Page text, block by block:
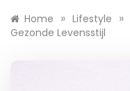
Home » Lifestyle »
Gezonde Levensstijl